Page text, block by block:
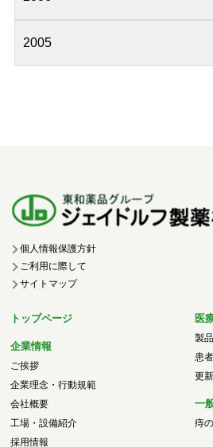
2005
個人情報保護方針
ご利用に際して
サイトマップ
トップページ
企業情報
ご挨拶
企業理念・行動規範
会社概要
工場・設備紹介
採用情報
医
製
患
更
一
痔